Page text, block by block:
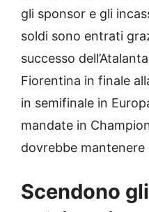
gli sponsor e gli
soldi sono entrati
successo
Fiorentina in finale
in semifinale in
mandate in
dovrebbe mantenere
Scendono